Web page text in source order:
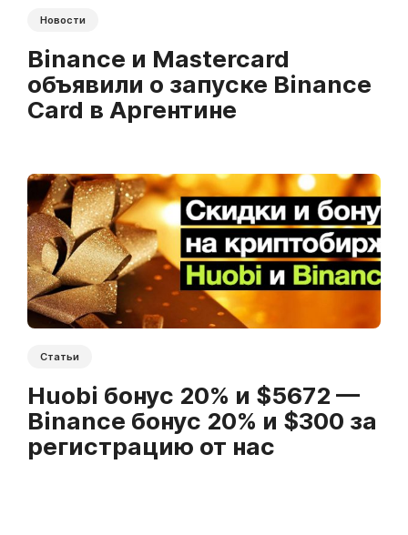
Новости
Binance и Mastercard
объявили о запуске Binance
Card в Аргентине
Статьи
Huobi бонус 20% и $5672 —
Binance бонус 20% и $300 за
регистрацию от нас